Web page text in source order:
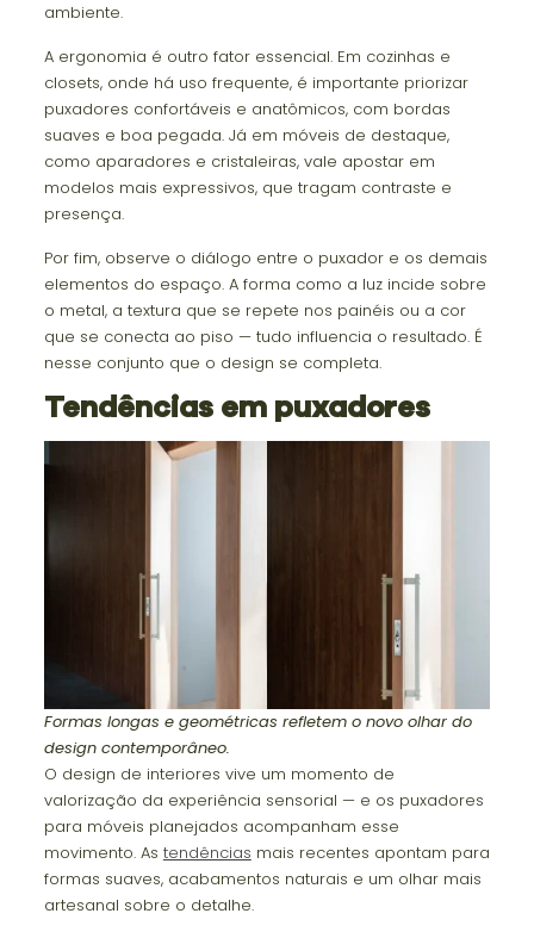
ambiente.
A ergonomia é outro fator essencial. Em cozinhas e
closets, onde há uso frequente, é importante priorizar
puxadores confortáveis e anatômicos, com bordas
suaves e boa pegada. Já em móveis de destaque,
como aparadores e cristaleiras, vale apostar em
modelos mais expressivos, que tragam contraste e
presença.
Por fim, observe o diálogo entre o puxador e os demais
elementos do espaço. A forma como a luz incide sobre
o metal, a textura que se repete nos painéis ou a cor
que se conecta ao piso — tudo influencia o resultado. É
nesse conjunto que o design se completa.
Tendências em puxadores
Formas longas e geométricas refletem o novo olhar do
design contemporâneo.
O design de interiores vive um momento de
valorização da experiência sensorial — e os puxadores
para móveis planejados acompanham esse
movimento. As tendências mais recentes apontam para
formas suaves, acabamentos naturais e um olhar mais
artesanal sobre o detalhe.